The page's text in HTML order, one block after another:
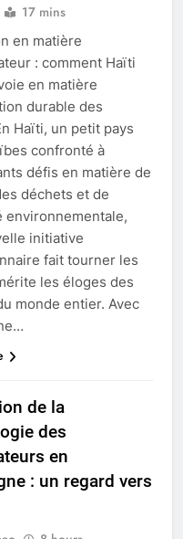
17 mins
en matière
: comment Haïti
en matière
durable des
Haïti, un petit pays
confronté à
défis en matière de
déchets et de
environnementale,
initiative
fait tourner les
les éloges des
monde entier. Avec
de la
des
en
: un regard vers
du Qatar :
les déchets en
énergétiques et